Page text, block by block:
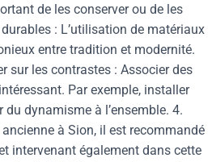
de les conserver ou de les
: L’utilisation de matériaux
entre tradition et modernité.
sur les contrastes : Associer des
Par exemple, installer
dynamisme à l’ensemble. 4.
à Sion, il est recommandé
intervenant également dans cette